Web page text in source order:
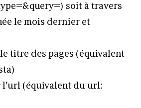
soit à travers
le mois dernier et
titre des pages (équivalent
(équivalent du url: